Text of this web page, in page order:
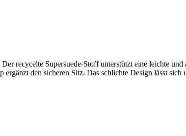
recycelte Supersuede-Stoff unterstützt eine leichte
den sicheren Sitz. Das schlichte Design lässt